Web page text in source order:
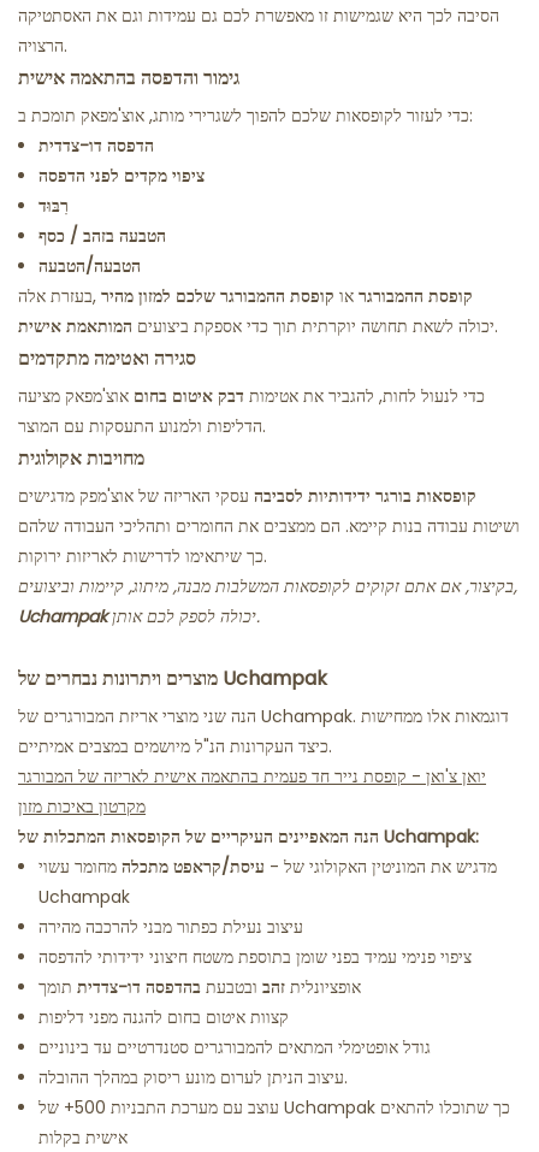
הסיבה לכך היא שגמישות זו מאפשרת לכם גם עמידות וגם את האסתטיקה
הרצויה.
גימור והדפסה בהתאמה אישית
כדי לעזור לקופסאות שלכם להפוך לשגרירי מותג, אוצ'מפאק תומכת ב:
הדפסה דו-צדדית
ציפוי מקדים לפני הדפסה
רִבּוּד
הטבעה בזהב / כסף
הטבעה/הטבעה
בעזרת אלה, קופסת ההמבורגר שלכם למזון מהיר או קופסת ההמבורגר
המותאמת אישית
יכולה לשאת תחושה יוקרתית תוך כדי אספקת ביצועים.
סגירה ואטימה מתקדמים
אוצ'מפאק מציעה דבק איטום בחום כדי לנעול לחות, להגביר את אטימות
הדליפות ולמנוע התעסקות עם המוצר.
מחויבות אקולוגית
עסקי האריזה של אוצ'מפק מדגישים קופסאות בורגר ידידותיות לסביבה
ושיטות עבודה בנות קיימא. הם ממצבים את החומרים ותהליכי העבודה שלהם
כך שיתאימו לדרישות לאריזות ירוקות.
בקיצור, אם אתם זקוקים לקופסאות המשלבות מבנה, מיתוג, קיימות וביצועים,
Uchampak
יכולה לספק לכם אותן.
מוצרים ויתרונות נבחרים של Uchampak
הנה שני מוצרי אריזת המבורגרים של Uchampak. דוגמאות אלו ממחישות
כיצד העקרונות הנ"ל מיושמים במצבים אמיתיים.
יואן צ'ואן - קופסת נייר חד פעמית בהתאמה אישית לאריזה של המבורגר
מקרטון באיכות מזון
הנה המאפיינים העיקריים של הקופסאות המתכלות של Uchampak:
עשוי
מחומר עיסת/קראפט מתכלה - מדגיש את המוניטין האקולוגי של
Uchampak
עיצוב נעילת כפתור מבני להרכבה מהירה
ציפוי פנימי עמיד בפני שומן בתוספת משטח חיצוני ידידותי להדפסה
תומך בהדפסה דו-צדדית זהב אופציונלית
קצוות איטום בחום להגנה מפני דליפות
גודל אופטימלי המתאים להמבורגרים סטנדרטיים עד בינוניים
עיצוב הניתן לערום מונע ריסוק במהלך ההובלה.
עוצב עם מערכת התבניות 500+ של Uchampak כך שתוכלו להתאים
אישית בקלות